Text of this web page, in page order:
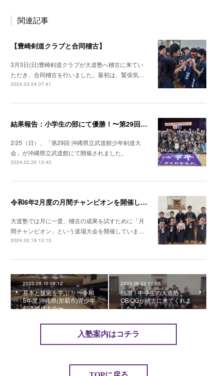
関連記事
【豊崎剣道クラブと合同稽古】
3月3日(日)豊崎剣道クラブが大道塾へ稽古に来てい
ただき、合同稽古を行いました。最初は、緊張気…
2024.03.04 07:41
結果報告：小学生の部にて優勝！〜第29回 沖縄県立武道館少年剣道大会〜
2/25（日）、「第29回 沖縄県立武道館少年剣道大
会」が沖縄県立武道館にて開催されました。
2024.02.25 13:40
令和6年2月度の月間チャンピオンを開催しました！
大道塾では月に一度、稽古の成果を試すために「月
間チャンピオン」という道場大会を開催していま…
2024.02.18 13:13
2023.09.10 08:12
基本と技術を学ぶ！ 〜令和
5年度 沖縄県(那覇市)青少年
剣道錬成大会〜
2023.09.02 11:55
感謝！中学生の大道塾
OB/OGが稽古に来てくれま
した！
入塾案内はコチラ